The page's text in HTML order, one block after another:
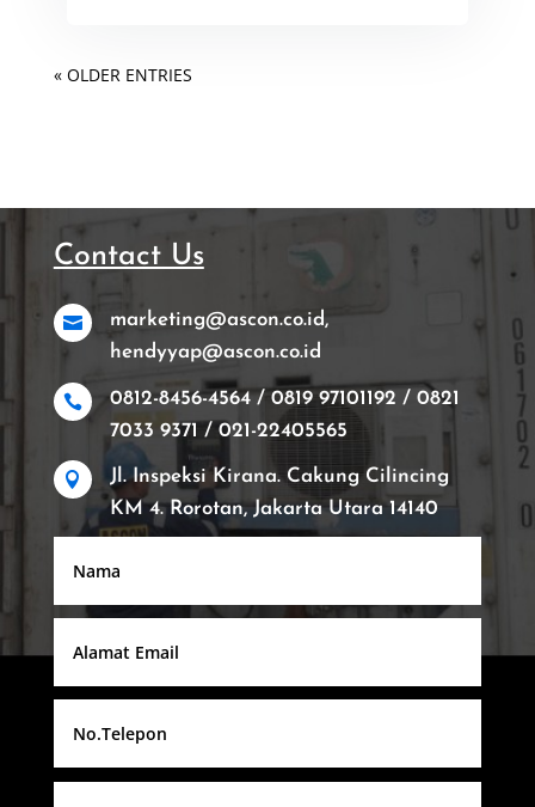
« OLDER ENTRIES
Contact Us

marketing@ascon.co.id,
hendyyap@ascon.co.id

0812-8456-4564 / 0819 97101192 / 0821
7033 9371 / 021-22405565

Jl. Inspeksi Kirana. Cakung Cilincing
KM 4. Rorotan, Jakarta Utara 14140